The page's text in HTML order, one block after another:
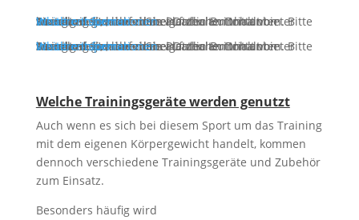
Sie sehen gerade einen Platzhalterinhalt von
Standard
. Um auf den eigentlichen Inhalt zuzugreifen, klicken Sie auf den Button unten. Bitte beachten Sie, dass dabei Daten an Drittanbieter weitergegeben werden.
Inhalt entsperren
Weitere Informationen
Sie sehen gerade einen Platzhalterinhalt von
Standard
. Um auf den eigentlichen Inhalt zuzugreifen, klicken Sie auf den Button unten. Bitte beachten Sie, dass dabei Daten an Drittanbieter weitergegeben werden.
Inhalt entsperren
Weitere Informationen
Welche Trainingsgeräte werden genutzt
Auch wenn es sich bei diesem Sport um das Training
mit dem eigenen Körpergewicht handelt, kommen
dennoch verschiedene Trainingsgeräte und Zubehör
zum Einsatz.
Besonders häufig wird